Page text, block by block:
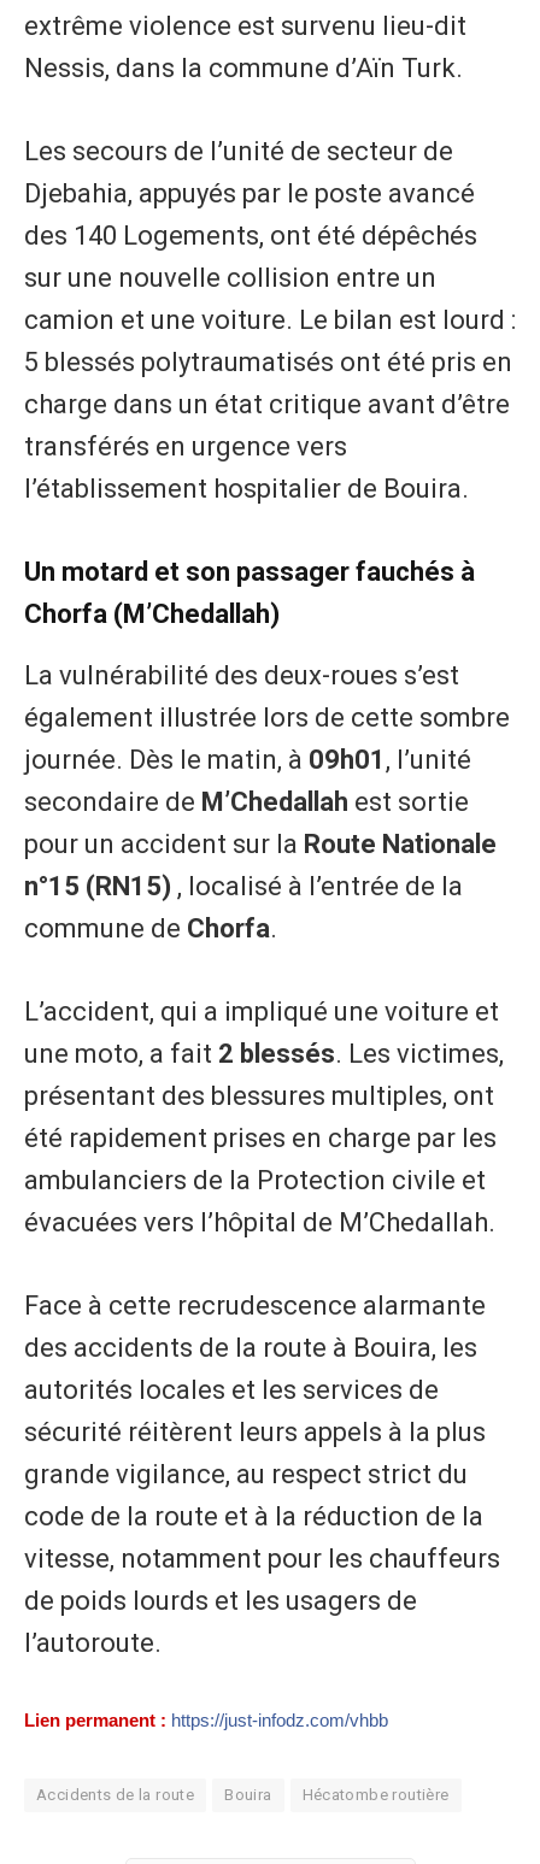
extrême violence est survenu lieu-dit
Nessis, dans la commune d’Aïn Turk.
Les secours de l’unité de secteur de
Djebahia, appuyés par le poste avancé
des 140 Logements, ont été dépêchés
sur une nouvelle collision entre un
camion et une voiture. Le bilan est lourd :
5 blessés polytraumatisés ont été pris en
charge dans un état critique avant d’être
transférés en urgence vers
l’établissement hospitalier de Bouira.
Un motard et son passager fauchés à
Chorfa (M’Chedallah)
La vulnérabilité des deux-roues s’est
également illustrée lors de cette sombre
journée. Dès le matin, à 09h01 , l’unité
secondaire de M’Chedallah est sortie
pour un accident sur la Route Nationale
n°15 (RN15) , localisé à l’entrée de la
commune de Chorfa.
L’accident, qui a impliqué une voiture et
une moto, a fait 2 blessés. Les victimes,
présentant des blessures multiples, ont
été rapidement prises en charge par les
ambulanciers de la Protection civile et
évacuées vers l’hôpital de M’Chedallah.
Face à cette recrudescence alarmante
des accidents de la route à Bouira, les
autorités locales et les services de
sécurité réitèrent leurs appels à la plus
grande vigilance, au respect strict du
code de la route et à la réduction de la
vitesse, notamment pour les chauffeurs
de poids lourds et les usagers de
l’autoroute.
Lien permanent : https://just-infodz.com/vhbb
Accidents de la route Bouira Hécatombe routière